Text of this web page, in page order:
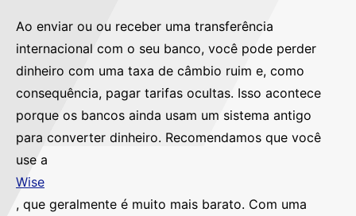
Ao enviar ou ou receber uma transferência
internacional com o seu banco, você pode perder
dinheiro com uma taxa de câmbio ruim e, como
consequência, pagar tarifas ocultas. Isso acontece
porque os bancos ainda usam um sistema antigo
para converter dinheiro. Recomendamos que você
use a
Wise
, que geralmente é muito mais barato. Com uma